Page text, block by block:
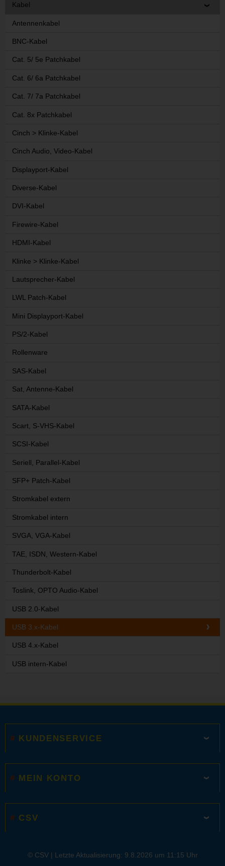
Kabel
Antennenkabel
BNC-Kabel
Cat. 5/ 5e Patchkabel
Cat. 6/ 6a Patchkabel
Cat. 7/ 7a Patchkabel
Cat. 8x Patchkabel
Cinch > Klinke-Kabel
Cinch Audio, Video-Kabel
Displayport-Kabel
Diverse-Kabel
DVI-Kabel
Firewire-Kabel
HDMI-Kabel
Klinke > Klinke-Kabel
Lautsprecher-Kabel
LWL Patch-Kabel
Mini Displayport-Kabel
PS/2-Kabel
Rollenware
SAS-Kabel
Sat, Antenne-Kabel
SATA-Kabel
Scart, S-VHS-Kabel
SCSI-Kabel
Seriell, Parallel-Kabel
SFP+ Patch-Kabel
Stromkabel extern
Stromkabel intern
SVGA, VGA-Kabel
TAE, ISDN, Western-Kabel
Thunderbolt-Kabel
Toslink, OPTO Audio-Kabel
USB 2.0-Kabel
USB 3.x-Kabel
USB 4.x-Kabel
USB intern-Kabel
KUNDENSERVICE
MEIN KONTO
CSV
© CSV | Letzte Aktualisierung: 9.8.2026 um 11:15 Uhr